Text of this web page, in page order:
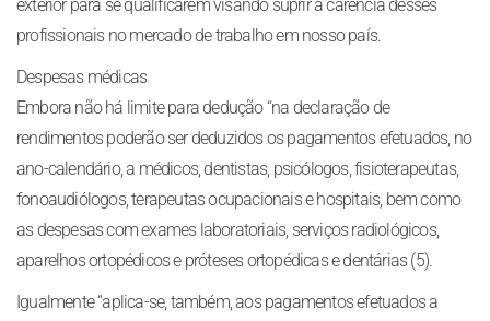
exterior para se qualificarem visando suprir a carência desses
profissionais no mercado de trabalho em nosso país.
Despesas médicas
Embora não há limite para dedução “na declaração de
rendimentos poderão ser deduzidos os pagamentos efetuados, no
ano-calendário, a médicos, dentistas, psicólogos, fisioterapeutas,
fonoaudiólogos, terapeutas ocupacionais e hospitais, bem como
as despesas com exames laboratoriais, serviços radiológicos,
aparelhos ortopédicos e próteses ortopédicas e dentárias (5).
Igualmente “aplica-se, também, aos pagamentos efetuados a